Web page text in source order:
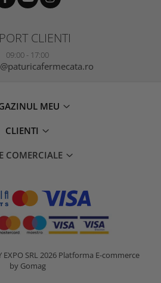
CLIENTI
09:00 - 17:00
MEU
CLIENTI
COMERCIALE
SRL 2026 Platforma E-commerce
by Gomag